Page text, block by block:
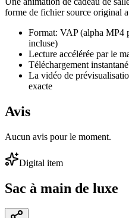
forme de fichier source original
Format: VAP (alpha MP4
incluse)
Lecture accélérée par le
Téléchargement
La vidéo de
exacte
Avis
Aucun avis pour le moment.
Digital item
Sac à main de luxe